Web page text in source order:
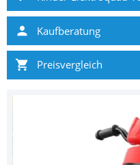
Kaufberatung
Preisvergleich